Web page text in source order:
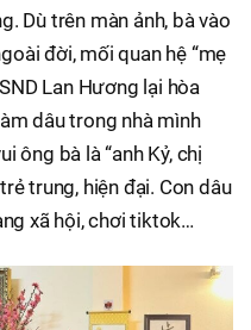
Dù trên màn ảnh, bà vào
đời, mối quan hệ “mẹ
Lan Hương lại hòa
dâu trong nhà mình
ông bà là “anh Kỷ, chị
trung, hiện đại. Con dâu
xã hội, chơi tiktok…